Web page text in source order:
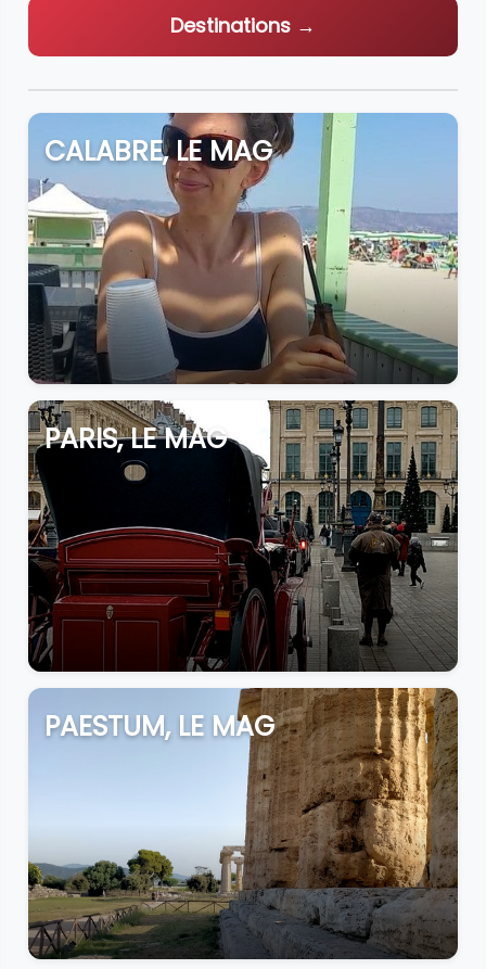
Destinations →
CALABRE, LE MAG
PARIS, LE MAG
PAESTUM, LE MAG